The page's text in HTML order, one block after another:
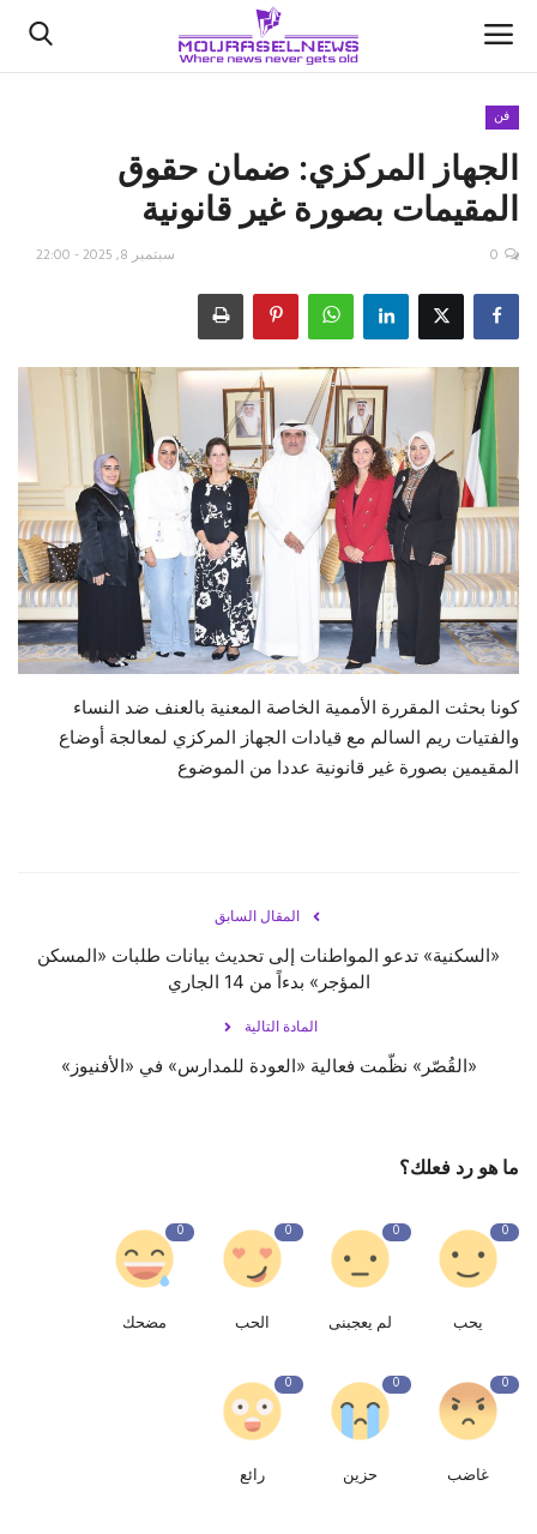
الأخبار
كتّابنا
اقتصاد
علوم وتكنولوجيا
رياضة
فيديو
حياة
فن
الجهاز المركزي: ضمان حقوق
المقيمات بصورة غير قانونية
سبتمبر 8, 2025 - 22:00 0
كونا بحثت المقررة الأممية الخاصة المعنية بالعنف ضد النساء
والفتيات ريم السالم مع قيادات الجهاز المركزي لمعالجة أوضاع
المقيمين بصورة غير قانونية عددا من الموضوع
المقال السابق
«السكنية» تدعو المواطنات إلى تحديث بيانات طلبات «المسكن
المؤجر» بدءاً من 14 الجاري
المادة التالية
«القُصّر» نظّمت فعالية «العودة للمدارس» في «الأفنيوز»
ما هو رد فعلك؟
0
يحب
0
لم يعجبنى
0
الحب
0
مضحك
0
غاضب
0
حزين
0
رائع